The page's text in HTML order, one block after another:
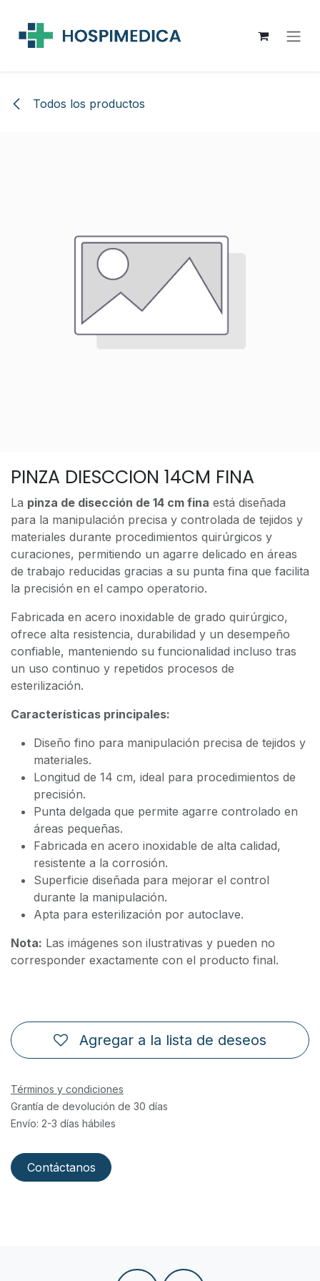
Todos los productos
PINZA DIESCCION 14CM FINA
La pinza de disección de 14 cm fina está diseñada
para la manipulación precisa y controlada de tejidos y
materiales durante procedimientos quirúrgicos y
curaciones, permitiendo un agarre delicado en áreas
de trabajo reducidas gracias a su punta fina que facilita
la precisión en el campo operatorio.
Fabricada en acero inoxidable de grado quirúrgico,
ofrece alta resistencia, durabilidad y un desempeño
confiable, manteniendo su funcionalidad incluso tras
un uso continuo y repetidos procesos de
esterilización.
Características principales:
Diseño fino para manipulación precisa de tejidos y
materiales.
Longitud de 14 cm, ideal para procedimientos de
precisión.
Punta delgada que permite agarre controlado en
áreas pequeñas.
Fabricada en acero inoxidable de alta calidad,
resistente a la corrosión.
Superficie diseñada para mejorar el control
durante la manipulación.
Apta para esterilización por autoclave.
Nota: Las imágenes son ilustrativas y pueden no
corresponder exactamente con el producto final.
Agregar a la lista de deseos
Términos y condiciones
Grantía de devolución de 30 días
Envío: 2-3 días hábiles
Contáctanos